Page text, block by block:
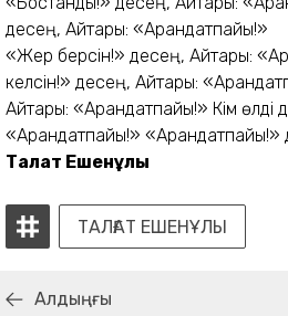
десең, Айтары: «Арандатпайық!»
«Жер берсін!» десең, Айтары:
келсін!» десең, Айтары:
Айтары: «Арандатпайық!» Кім өлді
«Арандатпайық!» «Арандатпайық!»
Талғат Ешенұлы
ТАЛҒАТ ЕШЕНҰЛЫ
Алдыңғы